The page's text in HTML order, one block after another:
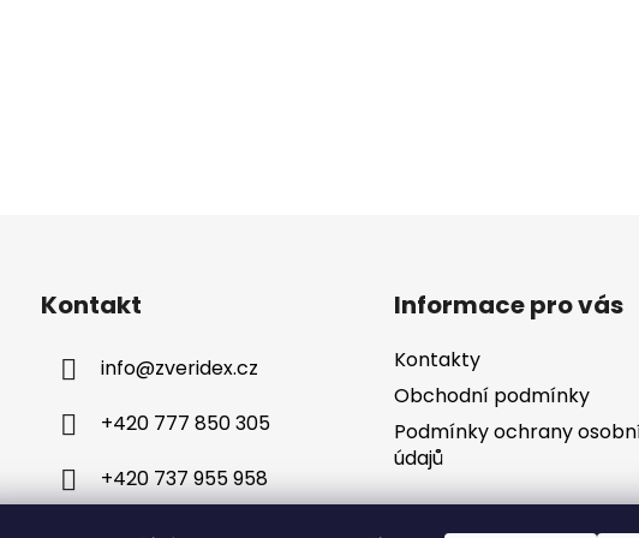
Kontakt
info@zveridex.cz
+420 777 850 305
+420 737 955 958
Informace pro vás
Kontakty
Obchodní podmínky
Podmínky ochrany
údajů